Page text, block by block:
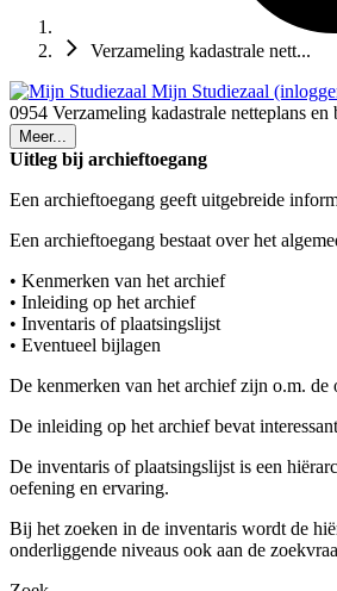
Verzameling kadastrale nett...
Mijn Studiezaal
0954 Verzameling kadastrale netteplans en
Meer...
Uitleg bij archieftoegang
Een archieftoegang geeft uitgebreide
Een archieftoegang bestaat over het
• Kenmerken van het archief
• Inleiding op het archief
• Inventaris of plaatsingslijst
• Eventueel bijlagen
De kenmerken van het archief zijn o.m. de
De inleiding op het archief bevat
De inventaris of plaatsingslijst is een
oefening en ervaring.
Bij het zoeken in de inventaris wordt de
onderliggende niveaus ook aan de